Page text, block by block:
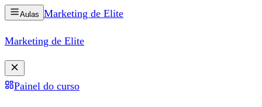
Aulas Marketing de Elite
Marketing de Elite
Painel do curso